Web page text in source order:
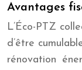
Avantages
L’Éco-PTZ
d’être
rénovation